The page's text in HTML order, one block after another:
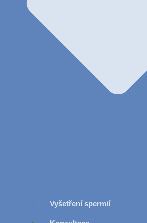
Vyšetření spermií